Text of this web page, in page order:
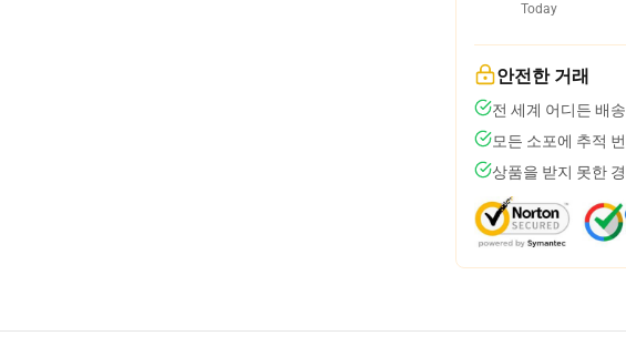
Today
안전한 거래
전 세계 어디든 배송
모든 소포에 추적
상품을 받지 못한